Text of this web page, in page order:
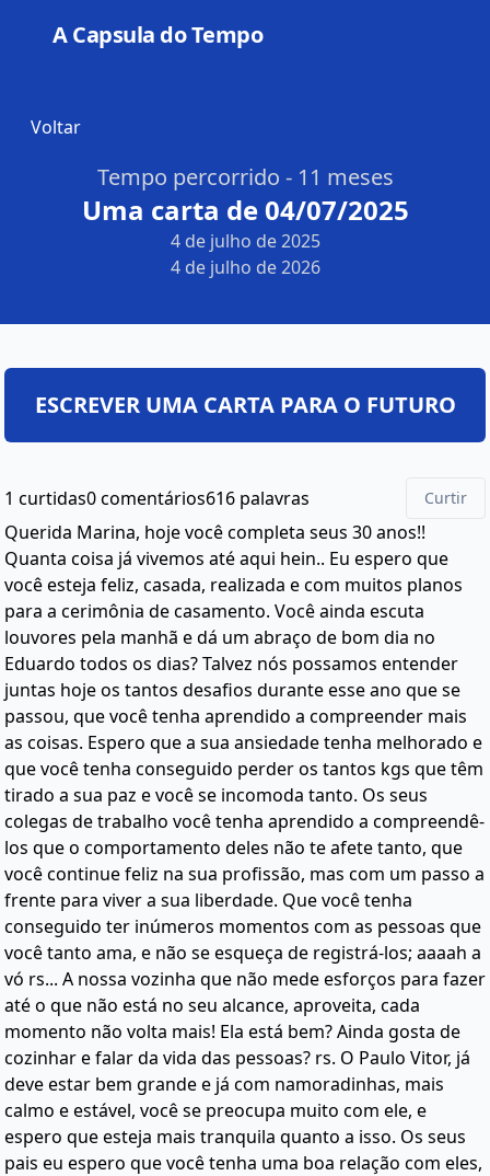
A Capsula do Tempo
Voltar
Tempo percorrido - 11 meses
Uma carta de 04/07/2025
4 de julho de 2025
4 de julho de 2026
1 curtidas0 comentários616 palavras Curtir
Querida Marina, hoje você completa seus 30 anos!!
Quanta coisa já vivemos até aqui hein.. Eu espero que
você esteja feliz, casada, realizada e com muitos planos
para a cerimônia de casamento. Você ainda escuta
louvores pela manhã e dá um abraço de bom dia no
Eduardo todos os dias? Talvez nós possamos entender
juntas hoje os tantos desafios durante esse ano que se
passou, que você tenha aprendido a compreender mais
as coisas. Espero que a sua ansiedade tenha melhorado e
que você tenha conseguido perder os tantos kgs que têm
tirado a sua paz e você se incomoda tanto. Os seus
colegas de trabalho você tenha aprendido a compreendê-
los que o comportamento deles não te afete tanto, que
você continue feliz na sua profissão, mas com um passo a
frente para viver a sua liberdade. Que você tenha
conseguido ter inúmeros momentos com as pessoas que
você tanto ama, e não se esqueça de registrá-los; aaaah a
vó rs... A nossa vozinha que não mede esforços para fazer
até o que não está no seu alcance, aproveita, cada
momento não volta mais! Ela está bem? Ainda gosta de
cozinhar e falar da vida das pessoas? rs. O Paulo Vitor, já
deve estar bem grande e já com namoradinhas, mais
calmo e estável, você se preocupa muito com ele, e
espero que esteja mais tranquila quanto a isso. Os seus
pais eu espero que você tenha uma boa relação com eles,
ESCREVER UMA CARTA PARA O FUTURO